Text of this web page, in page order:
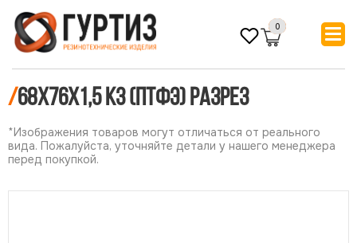
0
/68х76х1,5 КЗ (ПТФЭ) РАЗРЕЗ
*Изображения товаров могут отличаться от реального
вида. Пожалуйста, уточняйте детали у нашего менеджера
перед покупкой.